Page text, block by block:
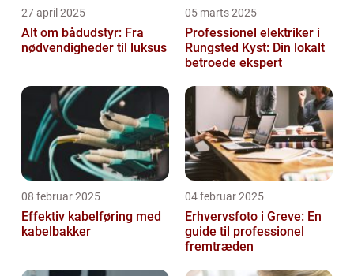
27 april 2025
Alt om bådudstyr: Fra
nødvendigheder til luksus
05 marts 2025
Professionel elektriker i
Rungsted Kyst: Din lokalt
betroede ekspert
08 februar 2025
Effektiv kabelføring med
kabelbakker
04 februar 2025
Erhvervsfoto i Greve: En
guide til professionel
fremtræden